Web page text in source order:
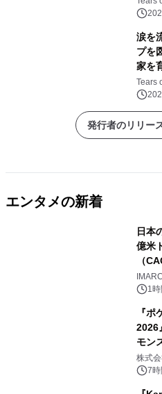
涙を
プを
家を
Tears
発行者のリリー
エンタメの新着
日本
億米
（
1時
『
2026
モン
た画
ルア
株式
7時